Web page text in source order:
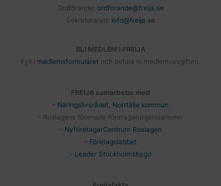
Ordförande: ordforande@freija.se
Sekreteraren: info@freija.se
BLI MEDLEM I FREIJA
Fyll i medlemsformuläret och betala in medlemsavgiften.
FREIJA samarbetar med
- Näringslivsrådet, Norrtälje kommun
- Roslagens förenade företagarorganisationer
- NyföretagarCentrum Roslagen
Företagslabbet
- Leader Stockholmsbygd